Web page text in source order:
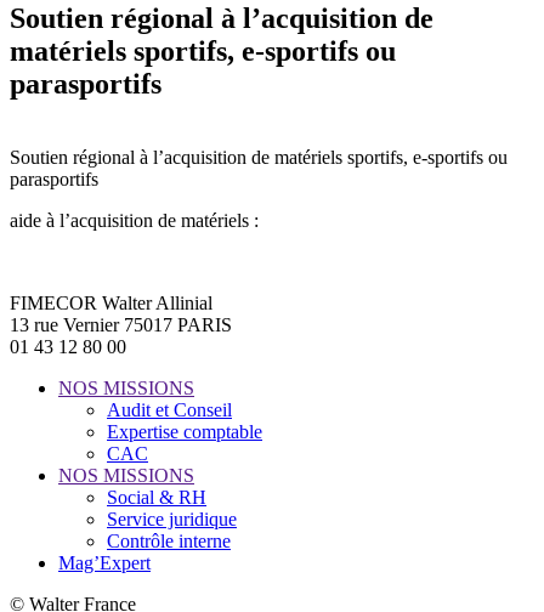
Soutien régional à l’acquisition de
matériels sportifs, e-sportifs ou
parasportifs
Soutien régional à l’acquisition de matériels sportifs, e-sportifs ou
parasportifs
aide à l’acquisition de matériels :
FIMECOR Walter Allinial
13 rue Vernier 75017 PARIS
01 43 12 80 00
NOS MISSIONS
Audit et Conseil
Expertise comptable
CAC
NOS MISSIONS
Social & RH
Service juridique
Contrôle interne
Mag’Expert
© Walter France